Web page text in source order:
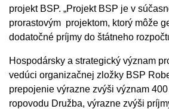
projekt BSP. „Projekt BSP je v
prorastovým projektom, ktorý môže
dodatočné príjmy do štátneho
Hospodársky a strategický význam
vedúci organizačnej zložky BSP
prepojenie výrazne zvýši význam
ropovodu Družba, výrazne zvýši